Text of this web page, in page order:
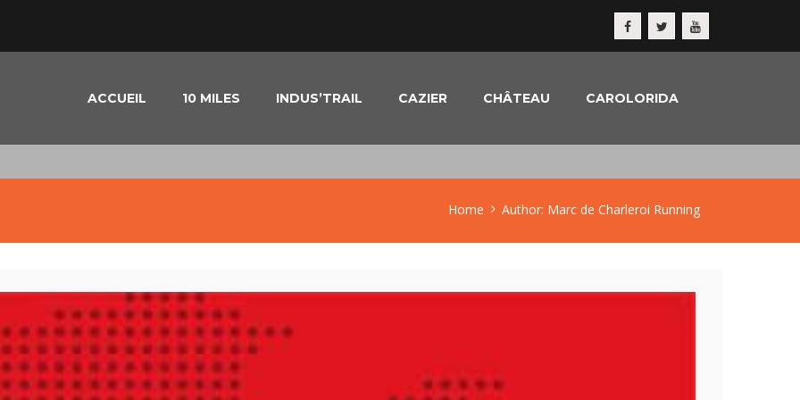
ACCUEIL 10 MILES INDUS’TRAIL CAZIER CHÂTEAU CAROLORIDA
Home Author: Marc de Charleroi Running